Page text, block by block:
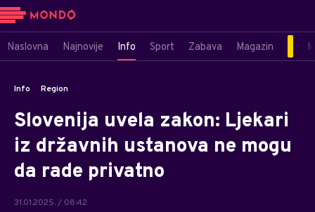
Naslovna Najnovije Info Sport Zabava Magazin
Info Region
Slovenija uvela zakon: Ljekari
iz državnih ustanova ne mogu
da rade privatno
31.01.2025. / 08:42